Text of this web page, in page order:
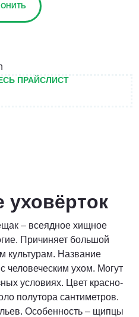
Руб.
ПРАЙСЛИСТ
уховёрток
– всеядное хищное
Причиняет большой
культурам. Название
человеческим ухом. Могут
условиях. Цвет красно-
полутора сантиметров.
Особенность – щипцы